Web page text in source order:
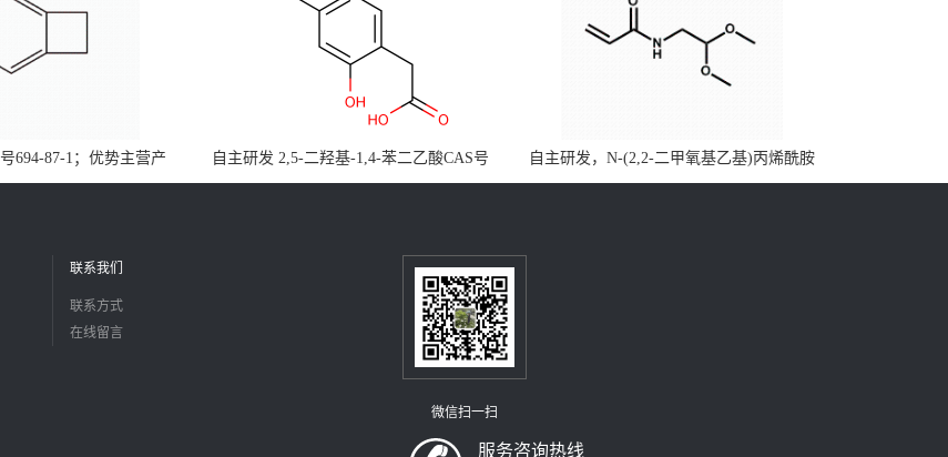
694-87-1；优势主营产
发，大小包装均可
自主研发 2,5-二羟基-1,4-苯二乙酸CAS号
5488-16-4；公斤级现货优势供应，质量保
自主研发，N-(2,2-二甲氧基乙基)丙烯酰胺
CAS号49707-23-5；丙烯酰胺类单体优势供
联系我们
联系方式
在线留言
微信扫一扫
服务咨询热线